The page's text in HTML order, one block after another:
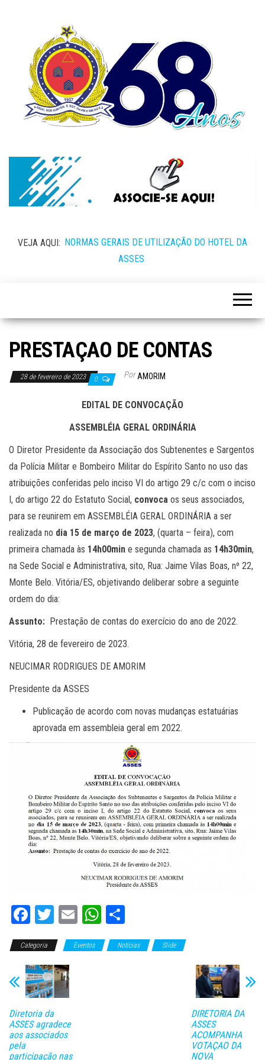
VEJA AQUI: NORMAS GERAIS DE UTILIZAÇÃO DO HOTEL DA
ASSES
PRESTAÇAO DE CONTAS
28 de fevereiro de 2023 0 Por AMORIM
EDITAL DE CONVOCAÇÃO
ASSEMBLÉIA GERAL ORDINÁRIA
O Diretor Presidente da Associação dos Subtenentes e Sargentos
da Polícia Militar e Bombeiro Militar do Espírito Santo no uso das
atribuições conferidas pelo inciso VI do artigo 29 c/c com o inciso
I, do artigo 22 do Estatuto Social, convoca os seus associados,
para se reunirem em ASSEMBLÉIA GERAL ORDINÁRIA a ser
realizada no dia 15 de março de 2023, (quarta – feira), com
primeira chamada às 14h00min e segunda chamada as 14h30min,
na Sede Social e Administrativa, sito, Rua: Jaime Vilas Boas, nº 22,
Monte Belo. Vitória/ES, objetivando deliberar sobre a seguinte
ordem do dia:
Assunto: Prestação de contas do exercício do ano de 2022.
Vitória, 28 de fevereiro de 2023.
NEUCIMAR RODRIGUES DE AMORIM
Presidente da ASSES
Publicação de acordo com novas mudanças estatuárias
aprovada em assembleia geral em 2022.
Fa
ce
bo
ok
T
wi
tt
er
E
m
ail
W
ha
ts
o
m
Categoria Eventos Notícias Slide
Diretoria da
ASSES agradece
aos associados
pela
participação nas
DIRETORIA DA
ASSES
ACOMPANHA
VOTAÇAO DA
NOVA